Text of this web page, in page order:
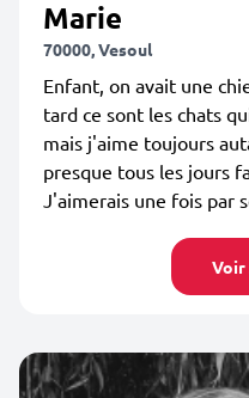
Marie
70000, Vesoul
Enfant, on avait une
tard ce sont les chats
mais j'aime toujours
presque tous les jours
J'aimerais une fois par
Voir